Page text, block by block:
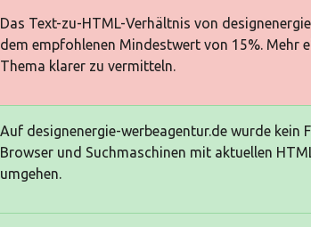
Das Text-zu-HTML-Verhältnis von
dem empfohlenen Mindestwert von 15%. Mehr
Thema klarer zu vermitteln.
Auf designenergie-werbeagentur.de wurde kein
Browser und Suchmaschinen mit aktuellen
umgehen.